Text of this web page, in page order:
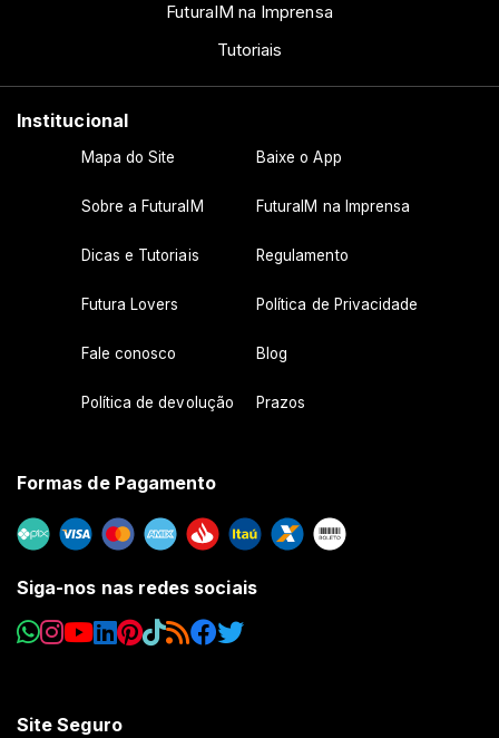
FuturaIM na Imprensa
Tutoriais
Institucional
Mapa do Site Baixe o App
Sobre a FuturaIM FuturaIM na Imprensa
Dicas e Tutoriais Regulamento
Futura Lovers Política de Privacidade
Fale conosco Blog
Política de devolução Prazos
Formas de Pagamento
Siga-nos nas redes sociais
Site Seguro